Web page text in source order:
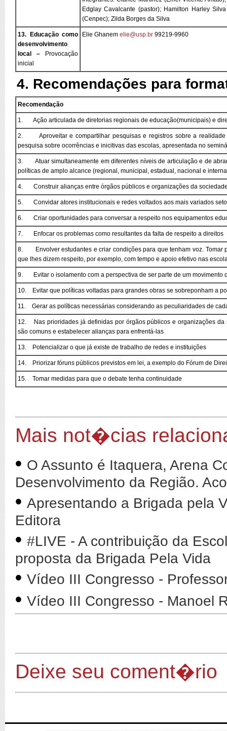
Edglay Cavalcante (pastor); Hamilton Harley Silva
(Cenpec); Zilda Borges da Silva
13. Educação como
desenvolvimento
local – Provocação
inicial
Elie Ghanem elie@usp.br 99219-9960
4. Recomendações para
Recomendação
1. Ação articulada de diretorias regionais de educação(municipais) e
2. Aproveitar e compartilhar pesquisas e registros sobre a realidade
pesquisa sobre ocorrências e inicitivas das escolas, apresentada no
3. Atuar simultaneamente em diferentes níveis de articulação e de
políticas de amplo alcance (regional, municipal, estadual, nacional e
4. Construir alianças entre órgãos públicos e organizações da
5. Convidar atores institucionais e redes voltados aos mais variados
6. Criar oportunidades para conversar a respeito nos equipamentos
7. Enfocar os problemas como resultantes da falta de respeito a direitos
8. Envolver estudantes e criar condições para que tenham voz. Tomar
que lhes dizem respeito, por exemplo, com tempo e apoio efetivo nas
9. Evitar o isolamento com a perspectiva de ser parte de um movimento
10. Evitar que políticas voltadas para grandes obras se sobreponham a
11. Gerar as políticas necessárias considerando as peculiaridades de
12. Nas prioridades já definidas por órgãos públicos e organizações da
são comuns e estabelecer alianças para enfrentá-las
13. Potencializar o que já existe de trabalho de redes e instituições
14. Priorizar fóruns públicos previstos em lei, a exemplo do Fórum de
15. Tomar medidas para que o debate tenha continuidade
Mais not�cias
• O Assunto é Itaquera, Arena
Desenvolvimento da Região.
• Apresentando a Brigada pela
Editora
• #LIVE - A contribuição da
proposta da Brigada Pela Vida
• Vídeo III Congresso -
• Vídeo III Congresso - Manoel
Deixe seu coment�rio